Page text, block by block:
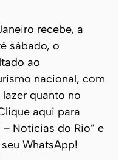
recebe, a
sábado, o
ao
nacional, com
quanto no
aqui para
– Noticias do Rio” e
WhatsApp!